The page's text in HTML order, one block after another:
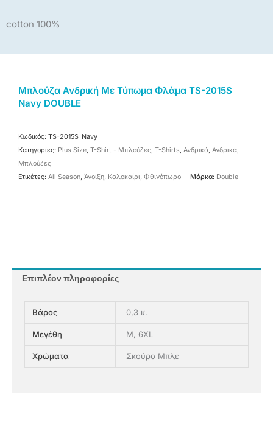
cotton 100%
Μπλούζα Ανδρική Με Τύπωμα Φλάμα TS-2015S
Navy DOUBLE
Κωδικός: TS-2015S_Navy
Κατηγορίες: Plus Size, T-Shirt - Μπλούζες, T-Shirts, Ανδρικά, Ανδρικά,
Μπλούζες
Ετικέτες: All Season, Άνοιξη, Καλοκαίρι, Φθινόπωρο Μάρκα: Double
Επιπλέον πληροφορίες
Βάρος 0,3 κ.
Μεγέθη M, 6XL
Χρώματα Σκούρο Μπλε